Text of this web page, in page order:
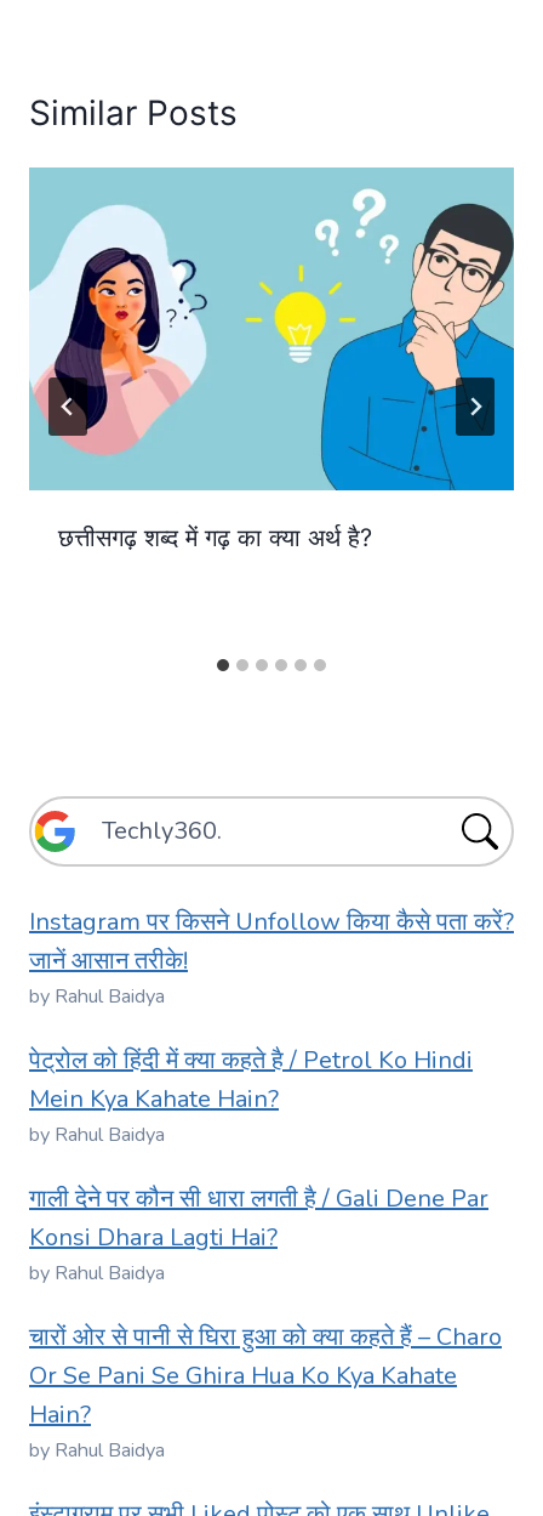
Similar Posts
छत्तीसगढ़ शब्द में गढ़ का क्या अर्थ है?
Instagram पर किसने Unfollow किया कैसे पता करें?
जानें आसान तरीके!
by Rahul Baidya
पेट्रोल को हिंदी में क्या कहते है / Petrol Ko Hindi
Mein Kya Kahate Hain?
by Rahul Baidya
गाली देने पर कौन सी धारा लगती है / Gali Dene Par
Konsi Dhara Lagti Hai?
by Rahul Baidya
चारों ओर से पानी से घिरा हुआ को क्या कहते हैं – Charo
Or Se Pani Se Ghira Hua Ko Kya Kahate
Hain?
by Rahul Baidya